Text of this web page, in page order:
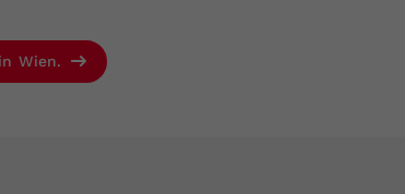
Wien.